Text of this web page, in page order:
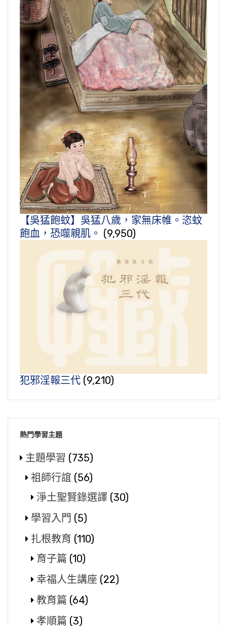
【吳猛飽蚊】吳猛八歲，家無床帷。恣蚊
飽血，恐噬親肌。 (9,950)
犯邪淫報三代 (9,210)
熱門學習主題
主題學習 (735)
祖師行誼 (56)
淨土聖賢錄選譯 (30)
學習入門 (5)
扎根教育 (110)
育子篇 (10)
幸福人生講座 (22)
教育篇 (64)
孝順篇 (3)